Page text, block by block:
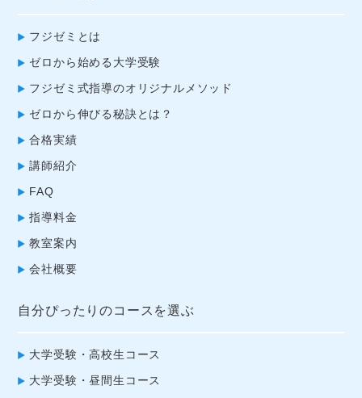
フジゼミとは
ゼロから始める大学受験
フジゼミ式指導のオリジナルメソッド
ゼロから伸びる秘訣とは？
合格実績
講師紹介
FAQ
指導料金
教室案内
会社概要
自分ぴったりのコースを選ぶ
大学受験・高校生コース
大学受験・昼間生コース